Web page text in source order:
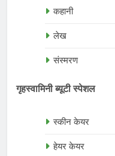
कहानी
लेख
संस्मरण
गृहस्वामिनी ब्यूटी स्पेशल
स्कीन केयर
हेयर केयर